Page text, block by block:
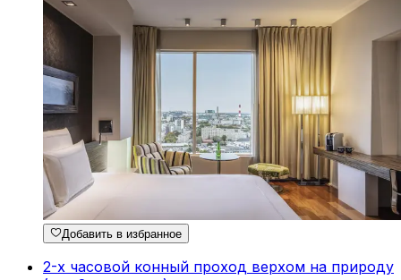
Добавить в избранное
2-х часовой конный проход верхом на природу